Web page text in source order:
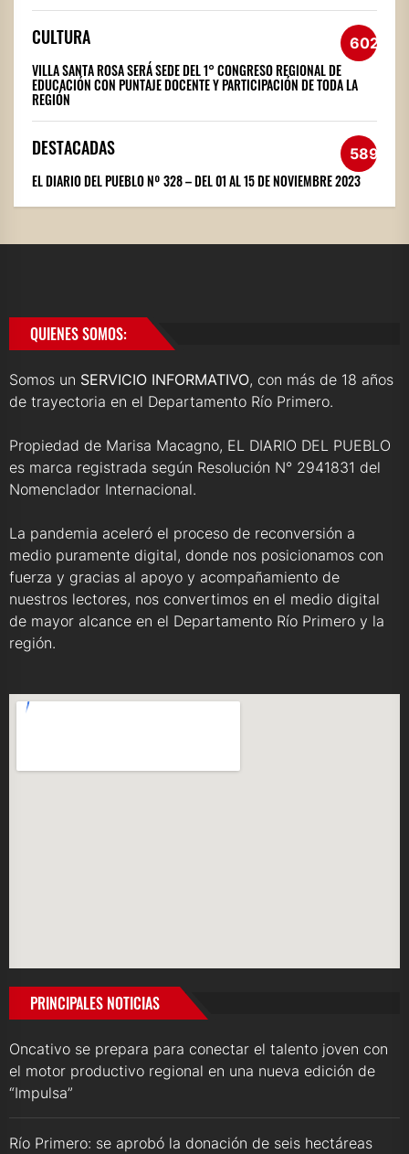
CULTURA 602
VILLA SANTA ROSA SERÁ SEDE DEL 1° CONGRESO REGIONAL DE
EDUCACIÓN CON PUNTAJE DOCENTE Y PARTICIPACIÓN DE TODA LA
REGIÓN
DESTACADAS 589
EL DIARIO DEL PUEBLO Nº 328 – DEL 01 AL 15 DE NOVIEMBRE 2023
QUIENES SOMOS:
Somos un SERVICIO INFORMATIVO, con más de 18 años
de trayectoria en el Departamento Río Primero.
Propiedad de Marisa Macagno, EL DIARIO DEL PUEBLO
es marca registrada según Resolución N° 2941831 del
Nomenclador Internacional.
La pandemia aceleró el proceso de reconversión a
medio puramente digital, donde nos posicionamos con
fuerza y gracias al apoyo y acompañamiento de
nuestros lectores, nos convertimos en el medio digital
de mayor alcance en el Departamento Río Primero y la
región.
PRINCIPALES NOTICIAS
Oncativo se prepara para conectar el talento joven con
el motor productivo regional en una nueva edición de
“Impulsa”
Río Primero: se aprobó la donación de seis hectáreas